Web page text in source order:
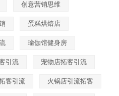
创意营销思维
蛋糕烘焙店
瑜伽馆健身房
引流 宠物店拓客引流
客引流 火锅店引流拓客